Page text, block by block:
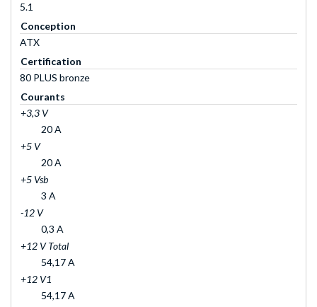
5.1
Conception
ATX
Certification
80 PLUS bronze
Courants
+3,3 V
20 A
+5 V
20 A
+5 Vsb
3 A
-12 V
0,3 A
+12 V Total
54,17 A
+12 V1
54,17 A